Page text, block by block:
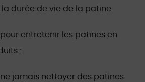
durée de vie de la patine.
entretenir les patines en
:
jamais nettoyer des patines